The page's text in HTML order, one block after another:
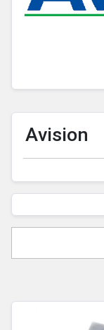
Avision